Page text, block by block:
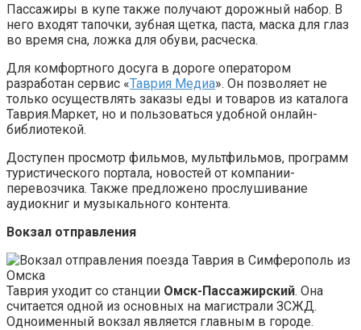
Пассажиры в купе также получают дорожный набор. В
него входят тапочки, зубная щетка, паста, маска для глаз
во время сна, ложка для обуви, расческа.
Для комфортного досуга в дороге оператором
разработан сервис «Таврия Медиа». Он позволяет не
только осуществлять заказы еды и товаров из каталога
Таврия.Маркет, но и пользоваться удобной онлайн-
библиотекой.
Доступен просмотр фильмов, мультфильмов, программ
туристического портала, новостей от компании-
перевозчика. Также предложено прослушивание
аудиокниг и музыкального контента.
Вокзал отправления
Таврия уходит со станции Омск-Пассажирский. Она
считается одной из основных на магистрали ЗСЖД.
Одноименный вокзал является главным в городе.